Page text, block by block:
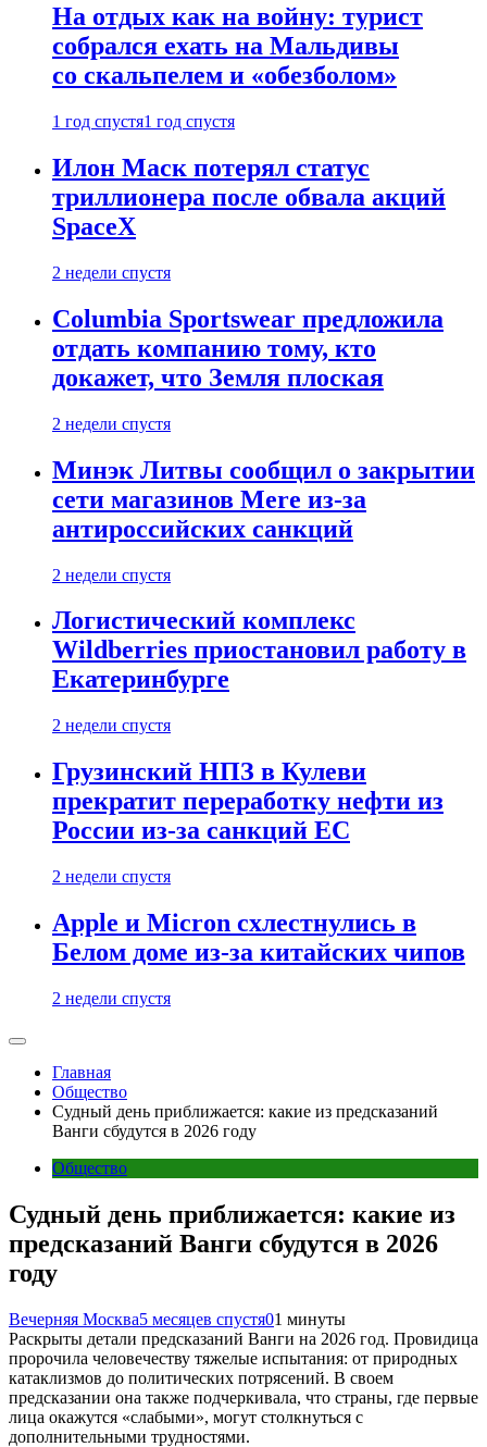
На отдых как на войну: турист
собрался ехать на Мальдивы
со скальпелем и «обезболом»
1 год спустя1 год спустя
Илон Маск потерял статус
триллионера после обвала акций
SpaceX
2 недели спустя
Columbia Sportswear предложила
отдать компанию тому, кто
докажет, что Земля плоская
2 недели спустя
Минэк Литвы сообщил о закрытии
сети магазинов Mere из-за
антироссийских санкций
2 недели спустя
Логистический комплекс
Wildberries приостановил работу в
Екатеринбурге
2 недели спустя
Грузинский НПЗ в Кулеви
прекратит переработку нефти из
России из-за санкций ЕС
2 недели спустя
Apple и Micron схлестнулись в
Белом доме из-за китайских чипов
2 недели спустя
Главная
Общество
Судный день приближается: какие из предсказаний
Ванги сбудутся в 2026 году
Общество
Судный день приближается: какие из
предсказаний Ванги сбудутся в 2026
году
Вечерняя Москва5 месяцев спустя01 минуты
Раскрыты детали предсказаний Ванги на 2026 год. Провидица
пророчила человечеству тяжелые испытания: от природных
катаклизмов до политических потрясений. В своем
предсказании она также подчеркивала, что страны, где первые
лица окажутся «слабыми», могут столкнуться с
дополнительными трудностями.